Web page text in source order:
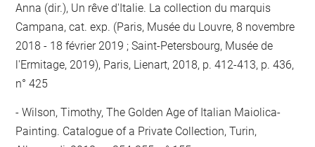
Anna (dir.), Un rêve d'Italie. La collection du marquis
Campana, cat. exp. (Paris, Musée du Louvre, 8 novembre
2018 - 18 février 2019 ; Saint-Petersbourg, Musée de
l'Ermitage, 2019), Paris, Lienart, 2018, p. 412-413, p. 436,
n° 425
Wilson, Timothy, The Golden Age of Italian Maiolica-
Painting. Catalogue of a Private Collection, Turin,